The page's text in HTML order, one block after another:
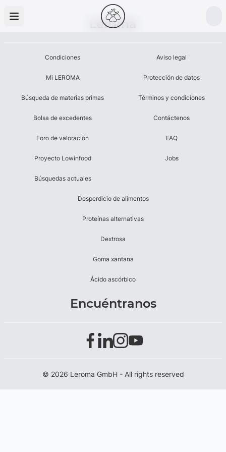
Leroma
Condiciones
Mi LEROMA
Búsqueda de materias primas
Bolsa de excedentes
Foro de valoración
Proyecto Lowinfood
Búsquedas actuales
Aviso legal
Protección de datos
Términos y condiciones
Contáctenos
FAQ
Jobs
Desperdicio de alimentos
Proteínas alternativas
Dextrosa
Goma xantana
Ácido ascórbico
Encuéntranos
© 2026 Leroma GmbH - All rights reserved